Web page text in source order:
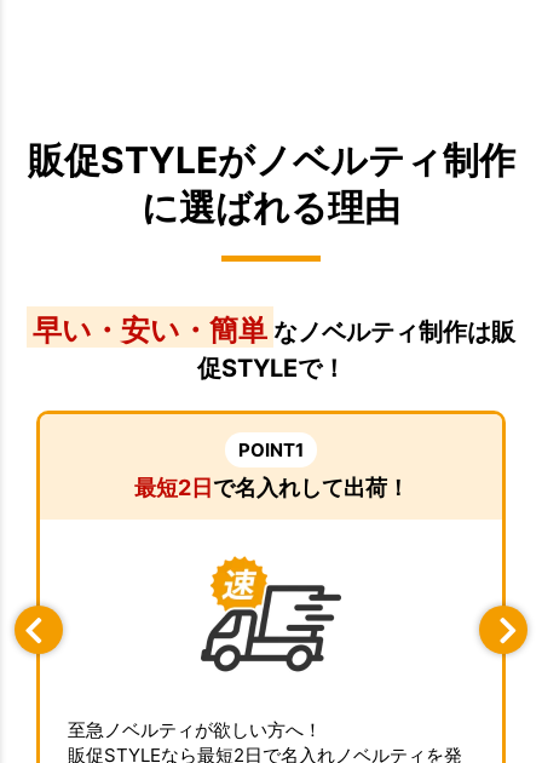
販促STYLEがノベルティ制作
に選ばれる理由
早い・安い・簡単 なノベルティ制作は販
促STYLEで！
POINT1
最短2日で名入れして出荷！
至急ノベルティが欲しい方へ！
販促STYLEなら最短2日で名入れノベルティを発